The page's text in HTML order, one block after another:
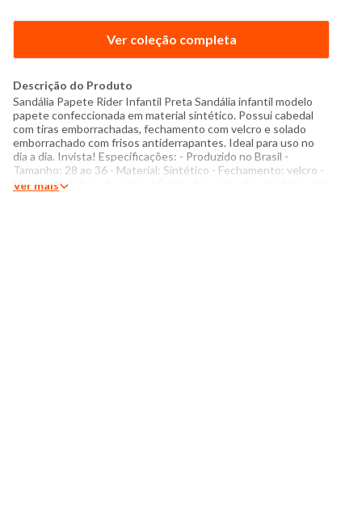
Ver coleção completa
Descrição do Produto
Sandália Papete Rider Infantil Preta Sandália infantil modelo
papete confeccionada em material sintético. Possui cabedal
com tiras emborrachadas, fechamento com velcro e solado
emborrachado com frisos antiderrapantes. Ideal para uso no
dia a dia. Invista! Especificações: - Produzido no Brasil -
Tamanho: 28 ao 36 - Material: Sintético - Fechamento: velcro -
Medida do Salto: não possui O tom das cores dos produtos nas
Ver mais